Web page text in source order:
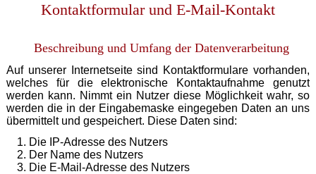
Kontaktformular und E-Mail-Kontakt
Beschreibung und Umfang der Datenverarbeitung
Auf unserer Internetseite sind Kontaktformulare vorhanden,
welches für die elektronische Kontaktaufnahme genutzt
werden kann. Nimmt ein Nutzer diese Möglichkeit wahr, so
werden die in der Eingabemaske eingegeben Daten an uns
übermittelt und gespeichert. Diese Daten sind:
Die IP-Adresse des Nutzers
Der Name des Nutzers
Die E-Mail-Adresse des Nutzers